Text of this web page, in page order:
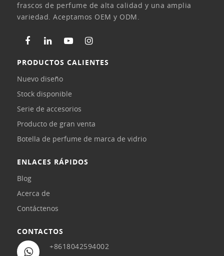
frascos de perfume de alta calidad y una amplia
variedad. Aceptamos OEM y ODM.
PRODUCTOS CALIENTES
Nuevo diseño
Stock disponible
Serie de accesorios
Producto de gran venta
Botella de perfume de marca de vidrio
ENLACES RÁPIDOS
Blog
Acerca de
Contáctenos
CONTACTOS
+8618042594002